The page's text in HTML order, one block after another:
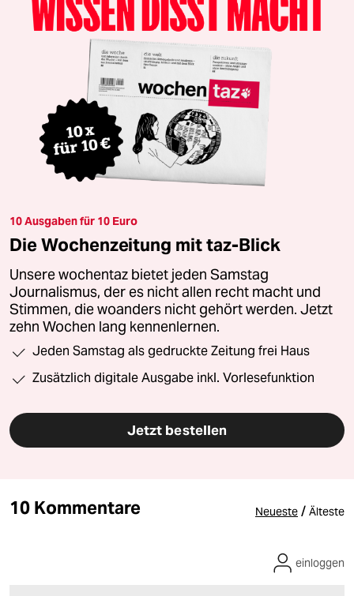
10 Ausgaben für 10 Euro
Die Wochenzeitung mit taz-Blick
Unsere wochentaz bietet jeden Samstag
Journalismus, der es nicht allen recht macht und
Stimmen, die woanders nicht gehört werden. Jetzt
zehn Wochen lang kennenlernen.
Jeden Samstag als gedruckte Zeitung frei Haus
Zusätzlich digitale Ausgabe inkl. Vorlesefunktion
Jetzt bestellen
10 Kommentare Neueste / Älteste
einloggen